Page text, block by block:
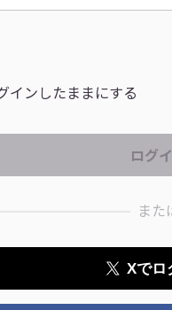
インしたままにする
また
Xでロ